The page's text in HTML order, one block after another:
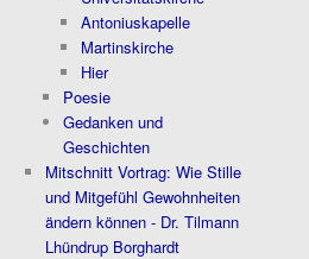
Antoniuskapelle
Martinskirche
Hier
Poesie
Gedanken und
Geschichten
Mitschnitt Vortrag: Wie Stille
und Mitgefühl Gewohnheiten
ändern können - Dr. Tilmann
Lhündrup Borghardt